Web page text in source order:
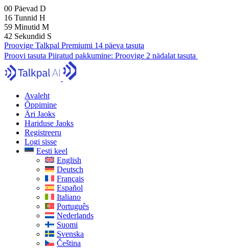
00 Päevad D
16 Tunnid H
59 Minutid M
41 Sekundid S
Proovige Talkpal Premiumi 14 päeva tasuta
Proovi tasuta Piiratud pakkumine: Proovige 2 nädalat tasuta
Avaleht
Õppimine
Äri Jaoks
Hariduse Jaoks
Registreeru
Logi sisse
Eesti keel
English
Deutsch
Français
Español
Italiano
Português
Nederlands
Suomi
Svenska
Čeština